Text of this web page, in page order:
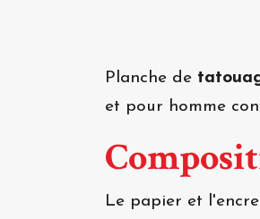
Planche de
et pour homme
Le papier et